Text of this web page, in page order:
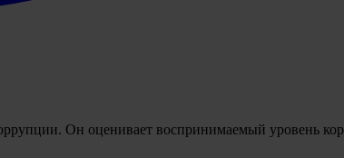
Он оценивает воспринимаемый уровень